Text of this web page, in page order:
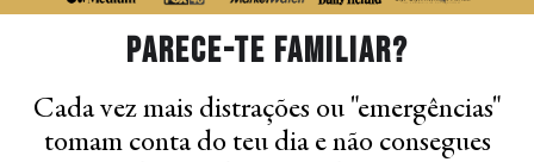
Parece-te familiar?
Cada vez mais distrações ou "emergências"
tomam conta do teu dia e não consegues